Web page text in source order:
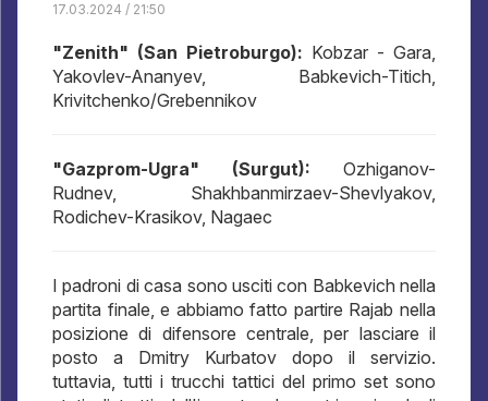
17.03.2024 / 21:50
"Zenith" (San Pietroburgo): Kobzar - Gara,
Yakovlev-Ananyev, Babkevich-Titich,
Krivitchenko/Grebennikov
"Gazprom-Ugra" (Surgut): Ozhiganov-
Rudnev, Shakhbanmirzaev-Shevlyakov,
Rodichev-Krasikov, Nagaec
I padroni di casa sono usciti con Babkevich nella
partita finale, e abbiamo fatto partire Rajab nella
posizione di difensore centrale, per lasciare il
posto a Dmitry Kurbatov dopo il servizio.
tuttavia, tutti i trucchi tattici del primo set sono